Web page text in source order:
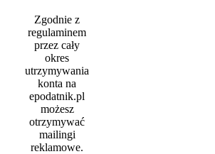
Zgodnie z
regulaminem
przez cały
okres
utrzymywania
konta na
epodatnik.pl
możesz
otrzymywać
mailingi
reklamowe.